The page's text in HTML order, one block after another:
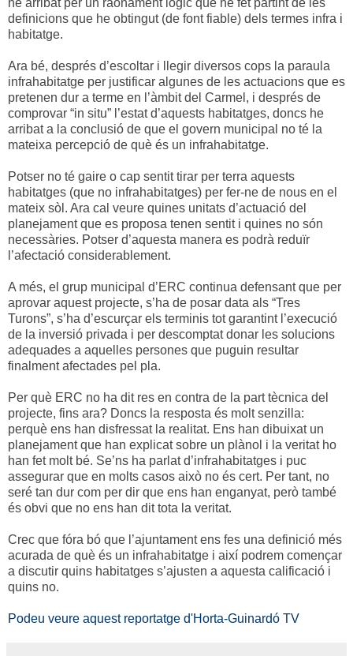
he arribat per un raonament lògic que he fet partint de les
definicions que he obtingut (de font fiable) dels termes infra i
habitatge.
Ara bé, després d’escoltar i llegir diversos cops la paraula
infrahabitatge per justificar algunes de les actuacions que es
pretenen dur a terme en l’àmbit del Carmel, i després de
comprovar “in situ” l’estat d’aquests habitatges, doncs he
arribat a la conclusió de que el govern municipal no té la
mateixa percepció de què és un infrahabitatge.
Potser no té gaire o cap sentit tirar per terra aquests
habitatges (que no infrahabitatges) per fer-ne de nous en el
mateix sòl. Ara cal veure quines unitats d’actuació del
planejament que es proposa tenen sentit i quines no són
necessàries. Potser d’aquesta manera es podrà reduïr
l’afectació considerablement.
A més, el grup municipal d’ERC continua defensant que per
aprovar aquest projecte, s’ha de posar data als “Tres
Turons”, s’ha d’escurçar els terminis tot garantint l’execució
de la inversió privada i per descomptat donar les solucions
adequades a aquelles persones que puguin resultar
finalment afectades pel pla.
Per què ERC no ha dit res en contra de la part tècnica del
projecte, fins ara? Doncs la resposta és molt senzilla:
perquè ens han disfressat la realitat. Ens han dibuixat un
planejament que han explicat sobre un plànol i la veritat ho
han fet molt bé. Se’ns ha parlat d’infrahabitatges i puc
assegurar que en molts casos això no és cert. Per tant, no
seré tan dur com per dir que ens han enganyat, però també
és obvi que no ens han dit tota la veritat.
Crec que fóra bó que l’ajuntament ens fes una definició més
acurada de què és un infrahabitatge i així podrem començar
a discutir quins habitatges s’ajusten a aquesta calificació i
quins no.
Podeu veure aquest reportatge d'Horta-Guinardó TV